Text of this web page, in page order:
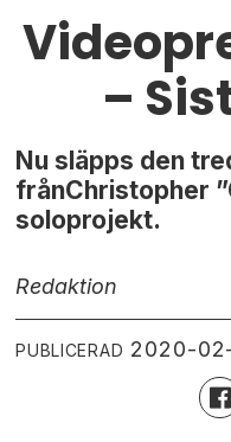
–
Nu släpps den
frånChristopher
soloprojekt.
Redaktion
PUBLICERAD 2020-